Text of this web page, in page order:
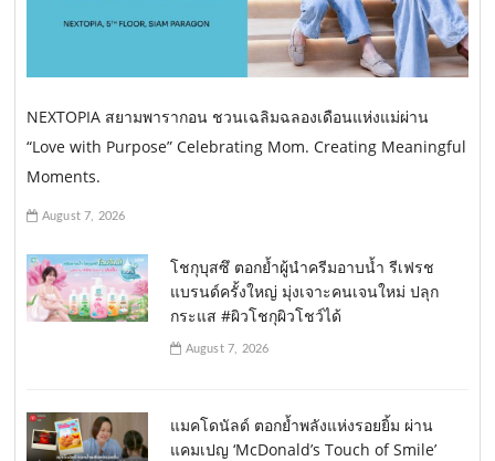
NEXTOPIA สยามพารากอน ชวนเฉลิมฉลองเดือนแห่งแม่ผ่าน
“Love with Purpose” Celebrating Mom. Creating Meaningful
Moments.
August 7, 2026
โชกุบุสซึ ตอกย้ำผู้นำครีมอาบน้ำ รีเฟรช
แบรนด์ครั้งใหญ่ มุ่งเจาะคนเจนใหม่ ปลุก
กระแส #ผิวโชกุผิวโชว์ได้
August 7, 2026
แมคโดนัลด์ ตอกย้ำพลังแห่งรอยยิ้ม ผ่าน
แคมเปญ ‘McDonald’s Touch of Smile’